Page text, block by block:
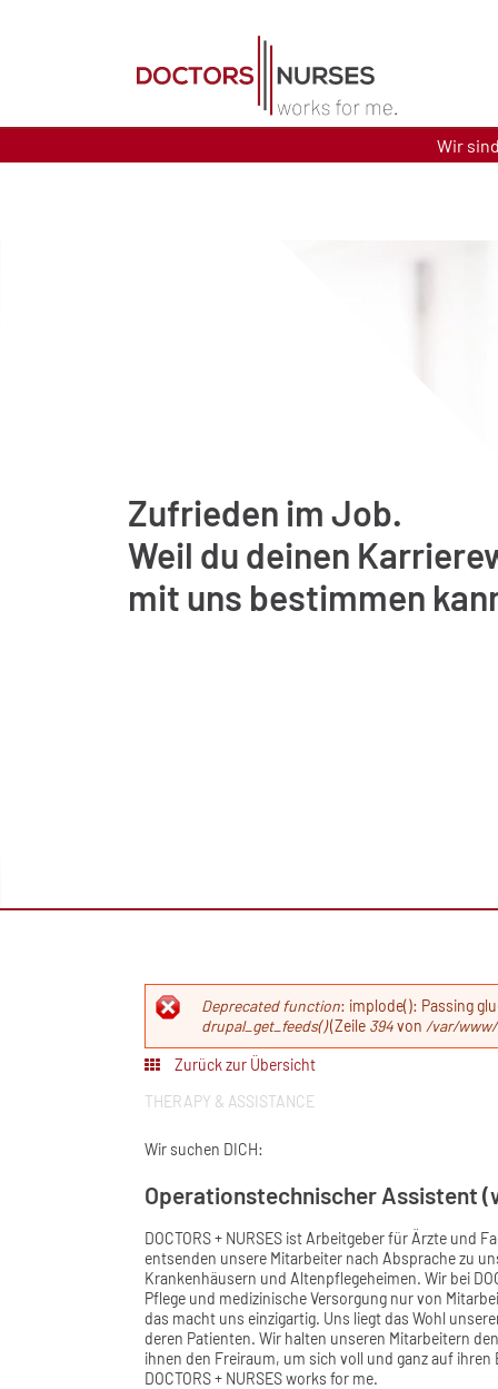
Wir
Zufrieden im Job.
Weil du deinen
mit uns bestimmen
Deprecated function: implode(): Passing
drupal_get_feeds()(Zeile 394von /var/
Zurück zur Übersicht
THERAPY & ASSISTANCE
Wir suchen DICH:
Operationstechnischer Assistent
DOCTORS + NURSES ist Arbeitgeber für Ärzte und
entsenden unsere Mitarbeiter nach Absprache zu
Krankenhäusern und Altenpflegeheimen. Wir bei
Pflege und medizinische Versorgung nur von
das macht uns einzigartig. Uns liegt das Wohl
deren Patienten. Wir halten unseren Mitarbeitern
ihnen den Freiraum, um sich voll und ganz auf
DOCTORS + NURSES works for me.